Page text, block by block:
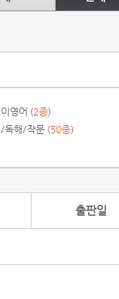
영어 (2종)
독해/작문 (50종)
출판일